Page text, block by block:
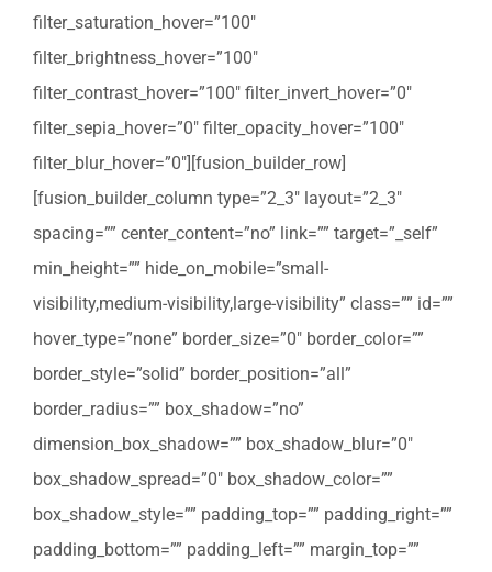
filter_saturation_hover=”100″
filter_brightness_hover=”100″
filter_contrast_hover=”100″ filter_invert_hover=”0″
filter_sepia_hover=”0″ filter_opacity_hover=”100″
filter_blur_hover=”0″][fusion_builder_row]
[fusion_builder_column type=”2_3″ layout=”2_3″
spacing=”” center_content=”no” link=”” target=”_self”
min_height=”” hide_on_mobile=”small-
visibility,medium-visibility,large-visibility” class=”” id=””
hover_type=”none” border_size=”0″ border_color=””
border_style=”solid” border_position=”all”
border_radius=”” box_shadow=”no”
dimension_box_shadow=”” box_shadow_blur=”0″
box_shadow_spread=”0″ box_shadow_color=””
box_shadow_style=”” padding_top=”” padding_right=””
padding_bottom=”” padding_left=”” margin_top=””